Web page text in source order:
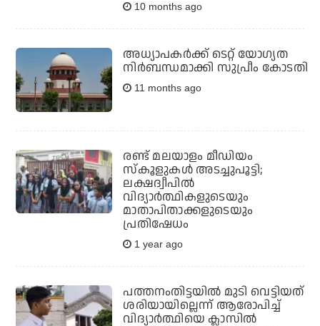
10 months ago
അധ്യാപകർക്ക് ടെറ്റ് യോഗ്യത
നിർബന്ധമാക്കി സുപ്രീം കോടതി
11 months ago
രണ്ട് മലയാളം മീഡിയം
സ്‌കൂളുകള്‍ അടച്ചുപൂട്ടി;
ലക്ഷദ്വീപില്‍
വിദ്യാര്‍ത്ഥികളുടെയും
മാതാപിതാക്കളുടെയും
പ്രതിഷേധം
1 year ago
പത്തനംതിട്ടയില്‍ മുടി വെട്ടിയത്
ശരിയായില്ലെന്ന് ആരോപിച്ച്
വിദ്യാര്‍ത്ഥിയെ ക്ലാസില്‍